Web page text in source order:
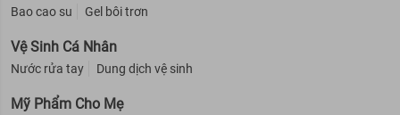
Bao cao su Gel bôi trơn
Vệ Sinh Cá Nhân
Nước rửa tay Dung dịch vệ sinh
Mỹ Phẩm Cho Mẹ